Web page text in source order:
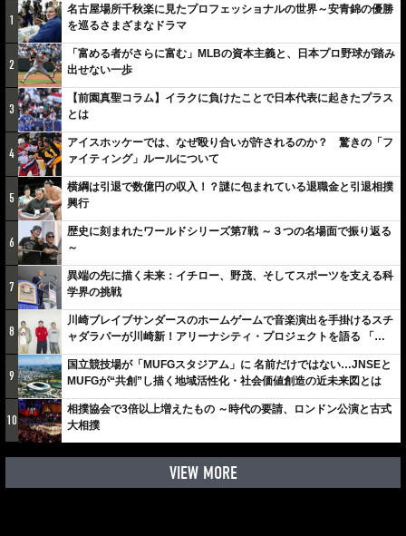
1
名古屋場所千秋楽に見たプロフェッショナルの世界～安青錦の優勝
を巡るさまざまなドラマ
2
「富める者がさらに富む」MLBの資本主義と、日本プロ野球が踏み
出せない一歩
3
【前園真聖コラム】イラクに負けたことで日本代表に起きたプラス
とは
4
アイスホッケーでは、なぜ殴り合いが許されるのか？ 驚きの「フ
ァイティング」ルールについて
5
横綱は引退で数億円の収入！？謎に包まれている退職金と引退相撲
興行
6
歴史に刻まれたワールドシリーズ第7戦 ～３つの名場面で振り返る
～
7
異端の先に描く未来：イチロー、野茂、そしてスポーツを支える科
学界の挑戦
8
川崎ブレイブサンダースのホームゲームで音楽演出を手掛けるスチ
ャダラパーが川崎新！アリーナシティ・プロジェクトを語る 「楽
しみでしかないでしょ。川崎は、ずっと成長曲線だから」
9
国立競技場が「MUFGスタジアム」に 名前だけではない…JNSEと
MUFGが“共創”し描く地域活性化・社会価値創造の近未来図とは
10
相撲協会で3倍以上増えたもの ～時代の要請、ロンドン公演と古式
大相撲
VIEW MORE